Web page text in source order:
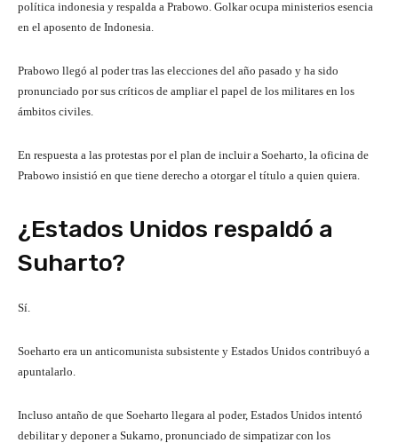
política indonesia y respalda a Prabowo. Golkar ocupa ministerios esencia
en el aposento de Indonesia.
Prabowo llegó al poder tras las elecciones del año pasado y ha sido
pronunciado por sus críticos de ampliar el papel de los militares en los
ámbitos civiles.
En respuesta a las protestas por el plan de incluir a Soeharto, la oficina de
Prabowo insistió en que tiene derecho a otorgar el título a quien quiera.
¿Estados Unidos respaldó a
Suharto?
Sí.
Soeharto era un anticomunista subsistente y Estados Unidos contribuyó a
apuntalarlo.
Incluso antaño de que Soeharto llegara al poder, Estados Unidos intentó
debilitar y deponer a Sukarno, pronunciado de simpatizar con los